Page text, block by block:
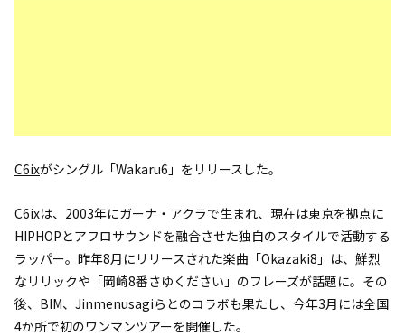
C6ixがシングル「Wakaru6」をリリースした。
C6ixは、2003年にガーナ・アクラで生まれ、現在は東京を拠点に
HIPHOPとアフロサウンドを融合させた独自のスタイルで活動する
ラッパー。昨年8月にリリースされた楽曲「Okazaki8」は、鮮烈
なリリックや「岡崎8番さゆください 」のフレーズが話題に。その
後、BIM、Jinmenusagiらとのコラボも果たし、今年3月には全国
4か所で初のワンマンツアーを開催した。